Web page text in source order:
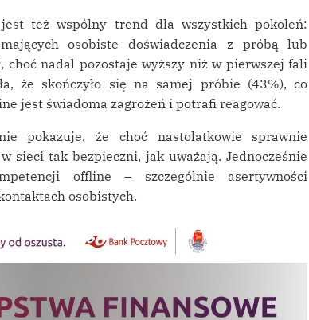
też wspólny trend dla wszystkich pokoleń:
osobiste doświadczenia z próbą lub
choć nadal pozostaje wyższy niż w pierwszej fali
że skończyło się na samej próbie (43%), co
jest świadoma zagrożeń i potrafi reagować.
pokazuje, że choć nastolatkowie sprawnie
sieci tak bezpieczni, jak uważają. Jednocześnie
offline – szczególnie asertywności
osobistych.